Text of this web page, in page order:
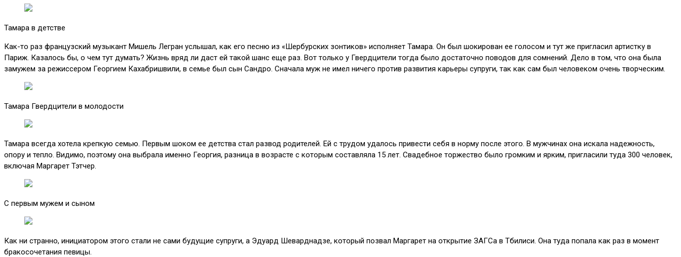
Тамара в детстве
Как-то раз французский музыкант Мишель Легран услышал, как его песню из «Шербурских зонтиков» исполняет Тамара. Он был шокирован ее голосом и тут же пригласил артистку в
Париж. Казалось бы, о чем тут думать? Жизнь вряд ли даст ей такой шанс еще раз. Вот только у Гвердцители тогда было достаточно поводов для сомнений. Дело в том, что она была
замужем за режиссером Георгием Кахабришвили, в семье был сын Сандро. Сначала муж не имел ничего против развития карьеры супруги, так как сам был человеком очень творческим.
Тамара Гвердцители в молодости
Тамара всегда хотела крепкую семью. Первым шоком ее детства стал развод родителей. Ей с трудом удалось привести себя в норму после этого. В мужчинах она искала надежность,
опору и тепло. Видимо, поэтому она выбрала именно Георгия, разница в возрасте с которым составляла 15 лет. Свадебное торжество было громким и ярким, пригласили туда 300 человек,
включая Маргарет Тэтчер.
С первым мужем и сыном
Как ни странно, инициатором этого стали не сами будущие супруги, а Эдуард Шеварднадзе, который позвал Маргарет на открытие ЗАГСа в Тбилиси. Она туда попала как раз в момент
бракосочетания певицы.